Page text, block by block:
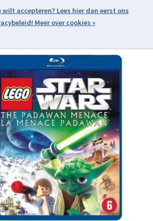
Open webshop menu
image slideshow Items
Meer over cookies »